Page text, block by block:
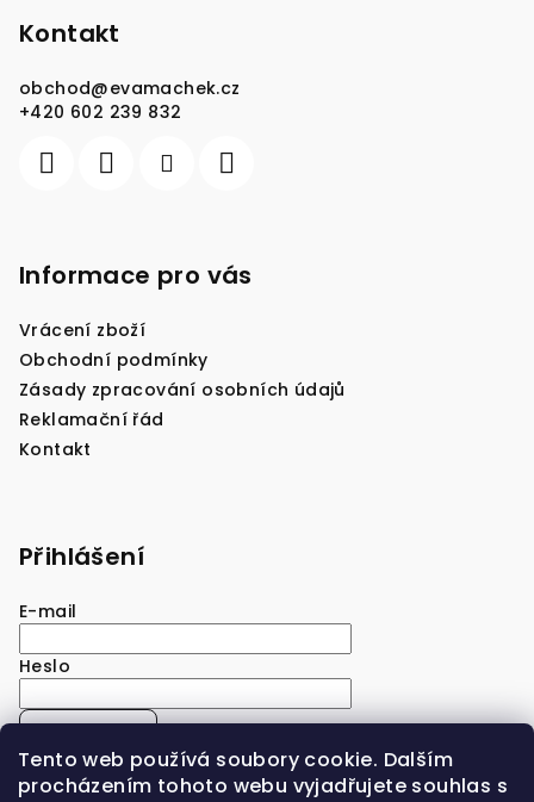
Tento web používá soubory cookie. Dalším
procházením tohoto webu vyjadřujete souhlas s
Kontakt
obchod@evamachek.cz
+420 602 239 832
Informace pro vás
Vrácení zboží
Obchodní podmínky
Zásady zpracování osobních údajů
Reklamační řád
Kontakt
Přihlášení
E-mail
Heslo
Nová registraceZapomenuté heslo